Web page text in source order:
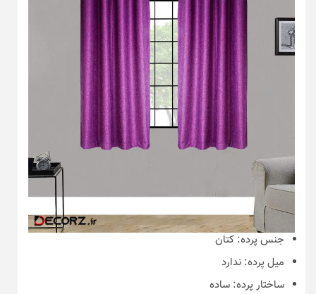
جنس پرده: کتان
میل پرده: ندارد
ساختار پرده: ساده